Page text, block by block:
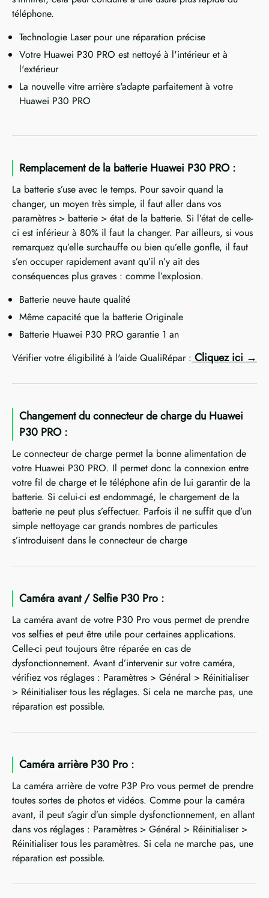
téléphone.
Technologie Laser pour une réparation précise
Votre Huawei P30 PRO est nettoyé à l'intérieur et à
l'extérieur
La nouvelle vitre arrière s'adapte parfaitement à votre
Huawei P30 PRO
Remplacement de la batterie Huawei P30 PRO :
La batterie s’use avec le temps. Pour savoir quand la
changer, un moyen très simple, il faut aller dans vos
paramètres > batterie > état de la batterie. Si l’état de celle-
ci est inférieur à 80% il faut la changer. Par ailleurs, si vous
remarquez qu’elle surchauffe ou bien qu’elle gonfle, il faut
s’en occuper rapidement avant qu’il n’y ait des
conséquences plus graves : comme l’explosion.
Batterie neuve haute qualité
Même capacité que la batterie Originale
Batterie Huawei P30 PRO garantie 1 an
Vérifier votre éligibilité à l'aide QualiRépar : Cliquez ici
Changement du connecteur de charge du Huawei
P30 PRO :
Le connecteur de charge permet la bonne alimentation de
votre Huawei P30 PRO. Il permet donc la connexion entre
votre fil de charge et le téléphone afin de lui garantir de la
batterie. Si celui-ci est endommagé, le chargement de la
batterie ne peut plus s’effectuer. Parfois il ne suffit que d’un
simple nettoyage car grands nombres de particules
s’introduisent dans le connecteur de charge
Caméra avant / Selfie P30 Pro :
La caméra avant de votre P30 Pro vous permet de prendre
vos selfies et peut être utile pour certaines applications.
Celle-ci peut toujours être réparée en cas de
dysfonctionnement. Avant d’intervenir sur votre caméra,
vérifiez vos réglages : Paramètres > Général > Réinitialiser
> Réinitialiser tous les réglages. Si cela ne marche pas, une
réparation est possible.
Caméra arrière P30 Pro :
La caméra arrière de votre P3P Pro vous permet de prendre
toutes sortes de photos et vidéos. Comme pour la caméra
avant, il peut s’agir d’un simple dysfonctionnement, en allant
dans vos réglages : Paramètres > Général > Réinitialiser >
Réinitialiser tous les paramètres. Si cela ne marche pas, une
réparation est possible.